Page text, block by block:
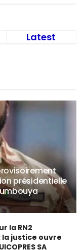
Latest
présidentielle
la RN2
la justice ouvre
SA